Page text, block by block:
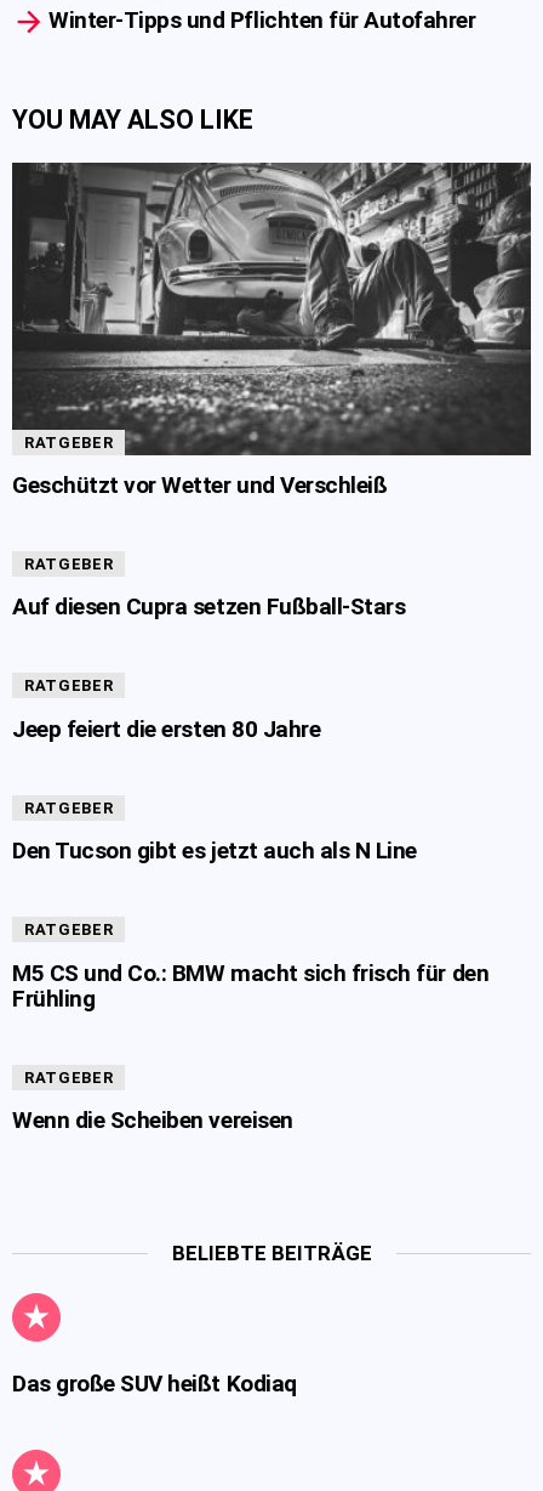
Winter-Tipps und Pflichten für Autofahrer
YOU MAY ALSO LIKE
RATGEBER
Geschützt vor Wetter und Verschleiß
RATGEBER
Auf diesen Cupra setzen Fußball-Stars
RATGEBER
Jeep feiert die ersten 80 Jahre
RATGEBER
Den Tucson gibt es jetzt auch als N Line
RATGEBER
M5 CS und Co.: BMW macht sich frisch für den
Frühling
RATGEBER
Wenn die Scheiben vereisen
BELIEBTE BEITRÄGE
Das große SUV heißt Kodiaq